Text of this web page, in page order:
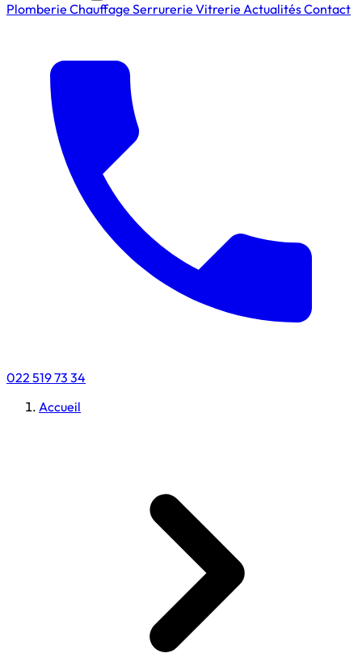
Plomberie Chauffage Serrurerie Vitrerie ActualitésContact
022 519 73 34
Accueil